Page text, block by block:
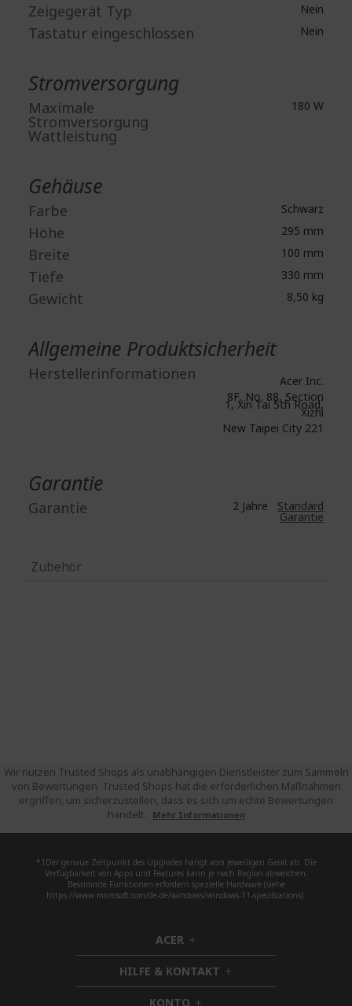
Zeigegerät Typ Nein
Tastatur eingeschlossen Nein
Stromversorgung
Maximale
Stromversorgung
Wattleistung
180 W
Gehäuse
Farbe Schwarz
Höhe 295 mm
Breite 100 mm
Tiefe 330 mm
Gewicht 8,50 kg
Allgemeine Produktsicherheit
Herstellerinformationen
Acer Inc.
8F, No. 88, Section
1, Xin Tai 5th Road,
Xizhi
New Taipei City 221
Garantie
Garantie 2 Jahre Standard
Garantie
Zubehör
Wir nutzen Trusted Shops als unabhängigen Dienstleister zum Sammeln
von Bewertungen. Trusted Shops hat die erforderlichen Maßnahmen
ergriffen, um sicherzustellen, dass es sich um echte Bewertungen
handelt.
Mehr Informationen
*1Der genaue Zeitpunkt des Upgrades hängt vom jeweiligen Gerät ab. Die
Verfügbarkeit von Apps und Features kann je nach Region abweichen.
Bestimmte Funktionen erfordern spezielle Hardware (siehe
https://www.microsoft.com/de-de/windows/windows-11-specifications).
ACER h
i
d
d
HILFE & KONTAKT h
i
KONTO